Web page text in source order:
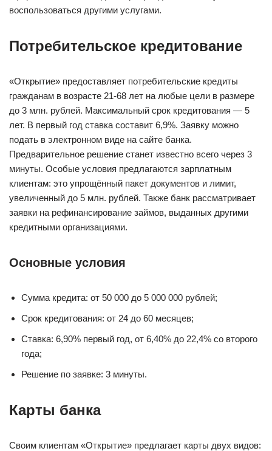
воспользоваться другими услугами.
Потребительское кредитование
«Открытие» предоставляет потребительские кредиты
гражданам в возрасте 21-68 лет на любые цели в размере
до 3 млн. рублей. Максимальный срок кредитования — 5
лет. В первый год ставка составит 6,9%. Заявку можно
подать в электронном виде на сайте банка.
Предварительное решение станет известно всего через 3
минуты. Особые условия предлагаются зарплатным
клиентам: это упрощённый пакет документов и лимит,
увеличенный до 5 млн. рублей. Также банк рассматривает
заявки на рефинансирование займов, выданных другими
кредитными организациями.
Основные условия
Сумма кредита: от 50 000 до 5 000 000 рублей;
Срок кредитования: от 24 до 60 месяцев;
Ставка: 6,90% первый год, от 6,40% до 22,4% со второго
года;
Решение по заявке: 3 минуты.
Карты банка
Своим клиентам «Открытие» предлагает карты двух видов: